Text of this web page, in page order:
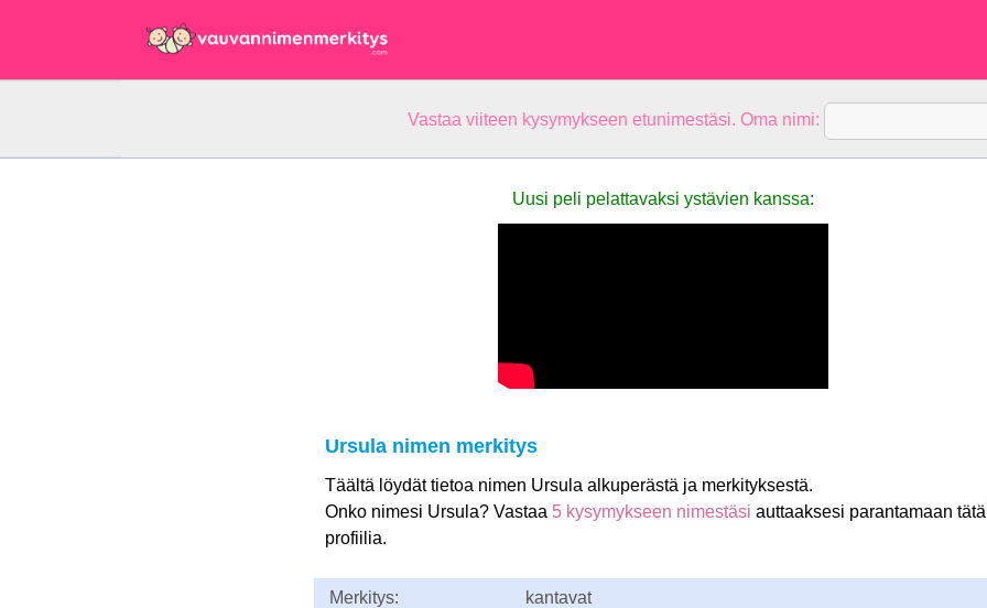
Vastaa viiteen kysymykseen etunimestäsi. Oma nimi:
Uusi peli pelattavaksi ystävien kanssa:
Ursula nimen merkitys
Täältä löydät tietoa nimen Ursula alkuperästä ja merkityksestä.
Onko nimesi Ursula? Vastaa 5 kysymykseen nimestäsi auttaaksesi parantamaan tätä
profiilia.
Merkitys: kantavat